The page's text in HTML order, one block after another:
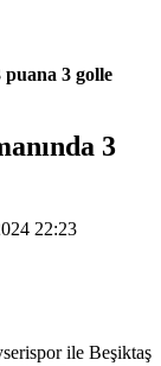
puana 3 golle
3
22:23
ile Beşiktaş